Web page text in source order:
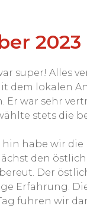
2023
super! Alles
dem lokalen
Er war sehr
stets die
hin habe wir
den
Der
Erfahrung.
fuhren wir